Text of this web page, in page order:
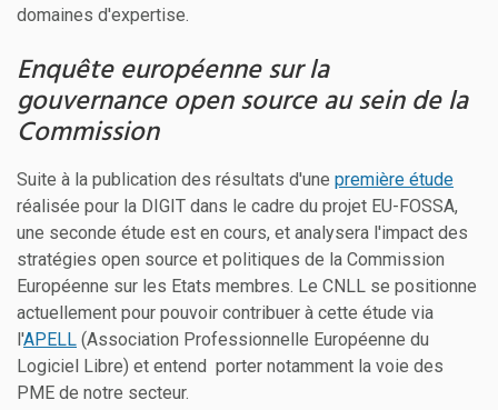
domaines d'expertise.
Enquête européenne sur la
gouvernance open source au sein de la
Commission
Suite à la publication des résultats d'une première étude
réalisée pour la DIGIT dans le cadre du projet EU-FOSSA,
une seconde étude est en cours, et analysera l'impact des
stratégies open source et politiques de la Commission
Européenne sur les Etats membres. Le CNLL se positionne
actuellement pour pouvoir contribuer à cette étude via
l'APELL (Association Professionnelle Européenne du
Logiciel Libre) et entend porter notamment la voie des
PME de notre secteur.